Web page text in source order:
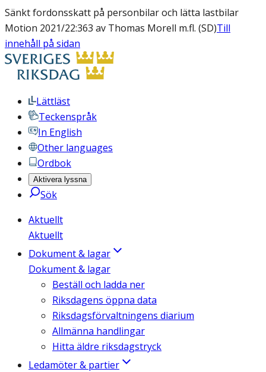
Sänkt fordonsskatt på personbilar och lätta lastbilar
Motion 2021/22:363 av Thomas Morell m.fl. (SD)Till
innehåll på sidan
Lättläst
Teckenspråk
In English
Other languages
Ordbok
Aktivera lyssna
Sök
Aktuellt
Aktuellt
Dokument & lagar
Dokument & lagar
Beställ och ladda ner
Riksdagens öppna data
Riksdagsförvaltningens diarium
Allmänna handlingar
Hitta äldre riksdagstryck
Ledamöter & partier